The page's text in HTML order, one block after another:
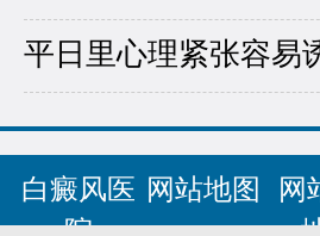
平日里心理紧张容易
白癜风医 网站地图
网